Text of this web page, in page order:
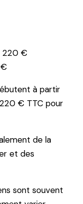
220 €
à partir
€ TTC pour
de la
et des
sont souvent